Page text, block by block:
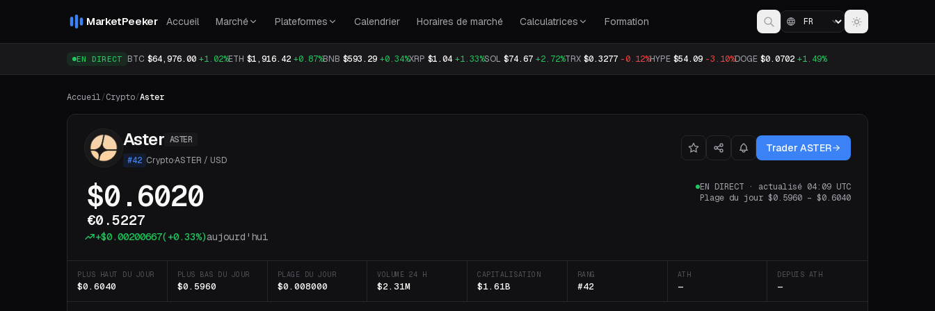
MarketPeeker Accueil Marché Plateformes Calendrier Horaires de marché Calculatrices Formation
EN DIRECT BTC $64,976.00 +1.02%ETH $1,916.42 +0.87%BNB $593.29 +0.34%XRP $1.04 +1.33%SOL $74.67 +2.72%TRX $0.3277 -0.12%HYPE $54.09 -3.10%DOGE $0.0702 +1.49%
Accueil/Crypto/Aster
Aster ASTER
#42 Crypto·ASTER / USD
Trader ASTER
$0.6020
€0.5227
+$0.00200667(+0.33%)aujourd'hui
EN DIRECT · actualisé 04:09 UTC
Plage du jour $0.5960 – $0.6040
PLUS HAUT DU JOUR
$0.6040
PLUS BAS DU JOUR
$0.5960
PLAGE DU JOUR
$0.008000
VOLUME 24 H
$2.31M
CAPITALISATION
$1.61B
RANG
#42
ATH
—
DEPUIS ATH
—